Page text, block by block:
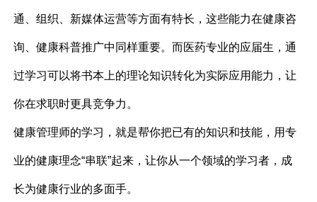
通、组织、新媒体运营等方面有特长，这些能力在健康咨
询、健康科普推广中同样重要。而医药专业的应届生，通
过学习可以将书本上的理论知识转化为实际应用能力，让
你在求职时更具竞争力。
健康管理师的学习，就是帮你把已有的知识和技能，用专
业的健康理念“串联”起来，让你从一个领域的学习者，成
长为健康行业的多面手。